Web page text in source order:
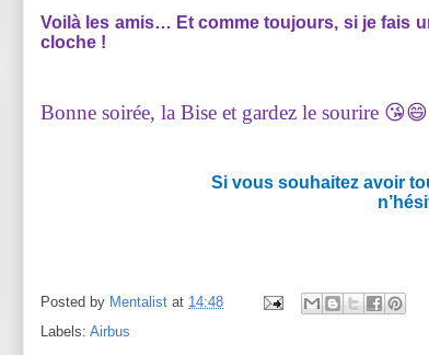
Voilà les amis… Et comme toujours, si je fais
cloche !
Bonne soirée, la Bise et gardez le sourire 😘😄
Si vous souhaitez avoir
Posted by Mentalist at 14:48
Labels: Airbus